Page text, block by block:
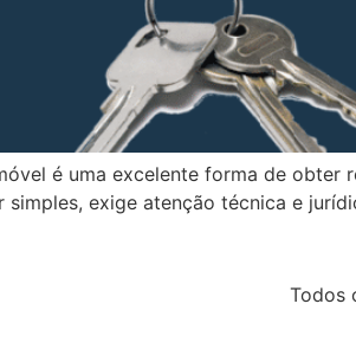
é uma excelente forma de obter
exige atenção técnica e
Todos